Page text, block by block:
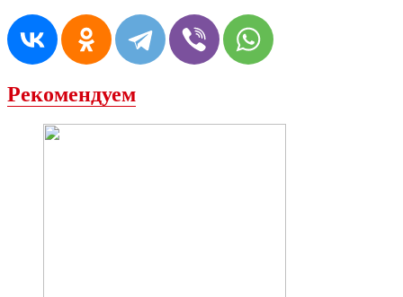
Рекомендуем